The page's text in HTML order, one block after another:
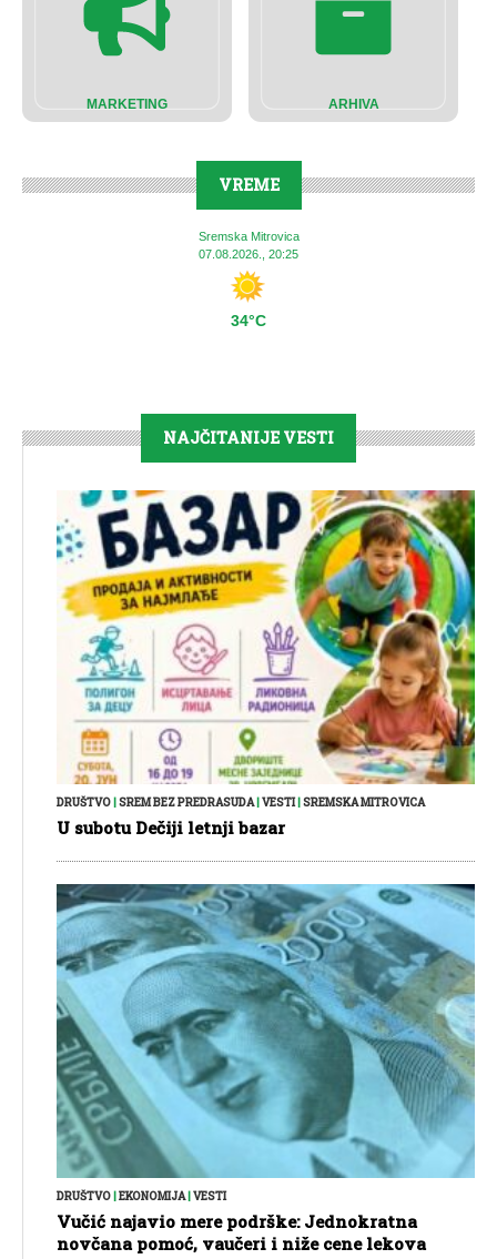
MARKETING ARHIVA
VREME
Sremska Mitrovica
07.08.2026., 20:25
34°C
NAJČITANIJE VESTI
DRUŠTVO SREM BEZ PREDRASUDA| VESTI| SREMSKA MITROVICA
U subotu Dečiji letnji bazar
DRUŠTVO EKONOMIJA| VESTI
Vučić najavio mere podrške: Jednokratna
novčana pomoć, vaučeri i niže cene lekova